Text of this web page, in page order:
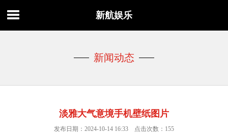
新航娱乐
新闻动态
淡雅大气意境手机壁纸图片
发布日期：2024-10-14 16:33 点击次数：155